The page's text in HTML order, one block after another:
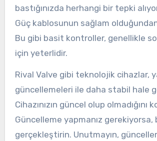
bastığınızda herhangi bir tepki
Güç kablosunun sağlam
Bu gibi basit kontroller, genellikle
için yeterlidir.
Rival Valve gibi teknolojik cihazlar,
güncellemeleri ile daha stabil hale
Cihazınızın güncel olup olmadığını
Güncelleme yapmanız gerekiyorsa,
gerçekleştirin. Unutmayın,